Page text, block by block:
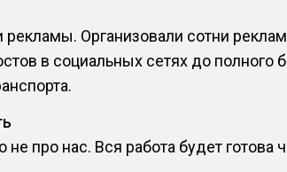
Организовали сотни
в социальных сетях до полного
про нас. Вся работа будет готова